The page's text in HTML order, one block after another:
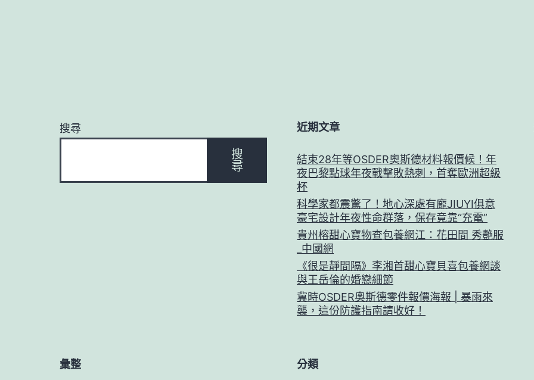
搜尋
搜
尋
近期文章
結束28年等OSDER奧斯德材料報價候！年
夜巴黎點球年夜戰擊敗熱刺，首奪歐洲超級
杯
科學家都震驚了！地心深處有龐JIUYI俱意
豪宅設計年夜性命群落，保存竟靠“充電”
貴州榕甜心寶物查包養網江：花田間 秀艷服
_中國網
《很是靜間隔》李湘首甜心寶貝喜包養網談
與王岳倫的婚戀細節
冀時OSDER奧斯德零件報價海報 | 暴雨來
襲，這份防護指南請收好！
彙整 分類